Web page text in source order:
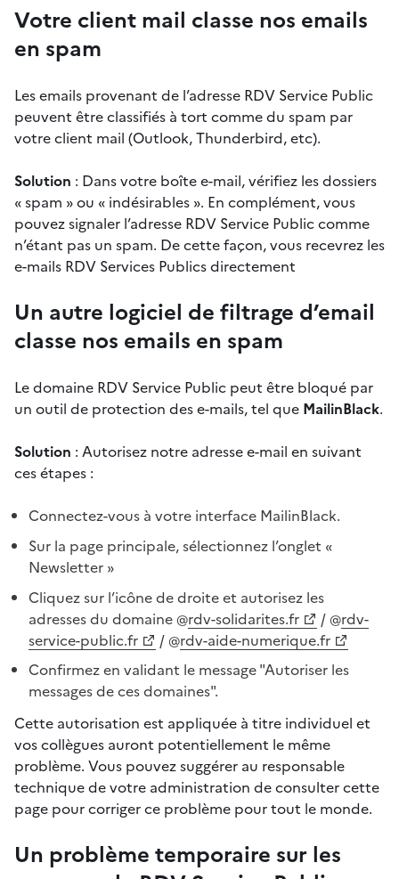
Votre client mail classe nos emails
en spam
Les emails provenant de l’adresse RDV Service Public
peuvent être classifiés à tort comme du spam par
votre client mail (Outlook, Thunderbird, etc).
Solution : Dans votre boîte e-mail, vérifiez les dossiers
« spam » ou « indésirables ». En complément, vous
pouvez signaler l’adresse RDV Service Public comme
n’étant pas un spam. De cette façon, vous recevrez les
e-mails RDV Services Publics directement
Un autre logiciel de filtrage d’email
classe nos emails en spam
Le domaine RDV Service Public peut être bloqué par
un outil de protection des e-mails, tel que MailinBlack.
Solution : Autorisez notre adresse e-mail en suivant
ces étapes :
Connectez-vous à votre interface MailinBlack.
Sur la page principale, sélectionnez l’onglet «
Newsletter »
Cliquez sur l’icône de droite et autorisez les
adresses du domaine @rdv-solidarites.fr / @rdv-
service-public.fr
/ @rdv-aide-numerique.fr
Confirmez en validant le message "Autoriser les
messages de ces domaines".
Cette autorisation est appliquée à titre individuel et
vos collègues auront potentiellement le même
problème. Vous pouvez suggérer au responsable
technique de votre administration de consulter cette
page pour corriger ce problème pour tout le monde.
Un problème temporaire sur les